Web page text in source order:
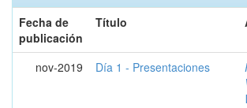
Fecha de
publicación
Título
nov-2019 Día 1 - Presentaciones